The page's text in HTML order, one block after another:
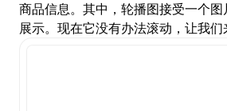
商品信息。其中，轮播图接受一个
展示。现在它没有办法滚动，让我们